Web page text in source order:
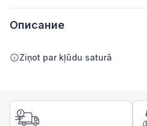
Описание
Ziņot par kļūdu saturā